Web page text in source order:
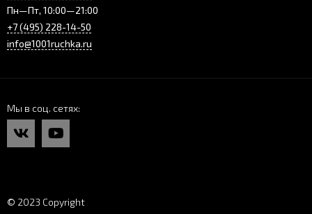
Пн—Пт, 10:00—21:00
+7 (495) 228-14-50
info@1001ruchka.ru
Мы в соц. сетях
© 2023 Copyright